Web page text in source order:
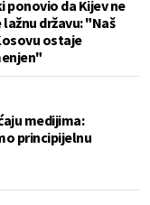
ponovio da Kijev ne
lažnu državu: "Naš
ostaje
medijima:
principijelnu